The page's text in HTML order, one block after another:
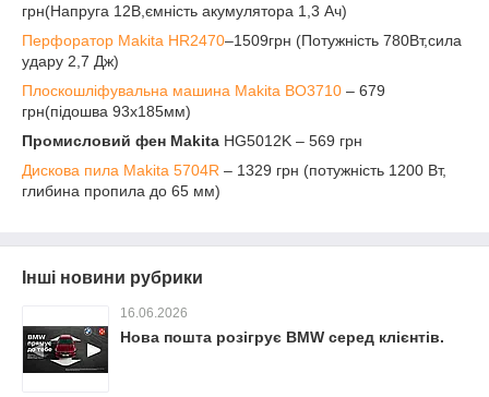
грн(Напруга 12В,ємність акумулятора 1,3 Ач)
Перфоратор Makita HR2470–1509грн (Потужність 780Вт,сила
удару 2,7 Дж)
Плоскошліфувальна машина Makita BO3710 – 679
грн(підошва 93х185мм)
Промисловий фен Makita HG5012K – 569 грн
Дискова пила Makita 5704R – 1329 грн (потужність 1200 Вт,
глибина пропила до 65 мм)
Інші новини рубрики
16.06.2026
Нова пошта розігрує BMW серед клієнтів.